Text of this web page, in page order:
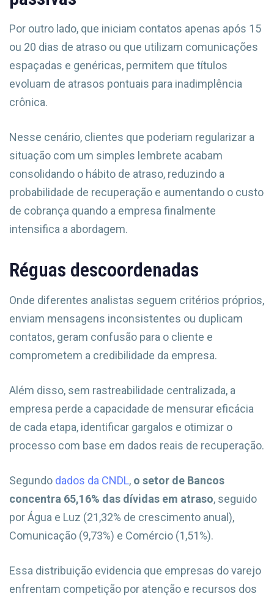
Por outro lado, que iniciam contatos apenas após 15
ou 20 dias de atraso ou que utilizam comunicações
espaçadas e genéricas, permitem que títulos
evoluam de atrasos pontuais para inadimplência
crônica.
Nesse cenário, clientes que poderiam regularizar a
situação com um simples lembrete acabam
consolidando o hábito de atraso, reduzindo a
probabilidade de recuperação e aumentando o custo
de cobrança quando a empresa finalmente
intensifica a abordagem.
Réguas descoordenadas
Onde diferentes analistas seguem critérios próprios,
enviam mensagens inconsistentes ou duplicam
contatos, geram confusão para o cliente e
comprometem a credibilidade da empresa.
Além disso, sem rastreabilidade centralizada, a
empresa perde a capacidade de mensurar eficácia
de cada etapa, identificar gargalos e otimizar o
processo com base em dados reais de recuperação.
Segundo dados da CNDL, o setor de Bancos
concentra 65,16% das dívidas em atraso, seguido
por Água e Luz (21,32% de crescimento anual),
Comunicação (9,73%) e Comércio (1,51%).
Essa distribuição evidencia que empresas do varejo
enfrentam competição por atenção e recursos dos